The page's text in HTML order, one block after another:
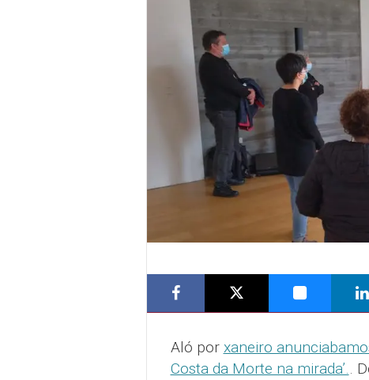
Aló por xaneiro
Costa da Morte na mirada’..